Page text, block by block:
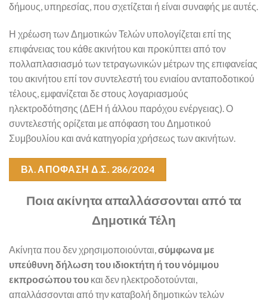
δήμους, υπηρεσίας, που σχετίζεται ή είναι συναφής με αυτές.
Η χρέωση των Δημοτικών Τελών υπολογίζεται επί της
επιφάνειας του κάθε ακινήτου και προκύπτει από τον
πολλαπλασιασμό των τετραγωνικών μέτρων της επιφανείας
του ακινήτου επί τον συντελεστή του ενιαίου ανταποδοτικού
τέλους, εμφανίζεται δε στους λογαριασμούς
ηλεκτροδότησης (ΔΕΗ ή άλλου παρόχου ενέργειας). Ο
συντελεστής ορίζεται με απόφαση του Δημοτικού
Συμβουλίου και ανά κατηγορία χρήσεως των ακινήτων.
Βλ. ΑΠΟΦΑΣΗ Δ.Σ. 286/2024
Ποια ακίνητα απαλλάσσονται από τα
Δημοτικά Τέλη
Ακίνητα που δεν χρησιμοποιούνται,σύμφωνα με
υπεύθυνη δήλωση του ιδιοκτήτη ή του νόμιμου
εκπροσώπου του και δεν ηλεκτροδοτούνται,
απαλλάσσονται από την καταβολή δημοτικών τελών